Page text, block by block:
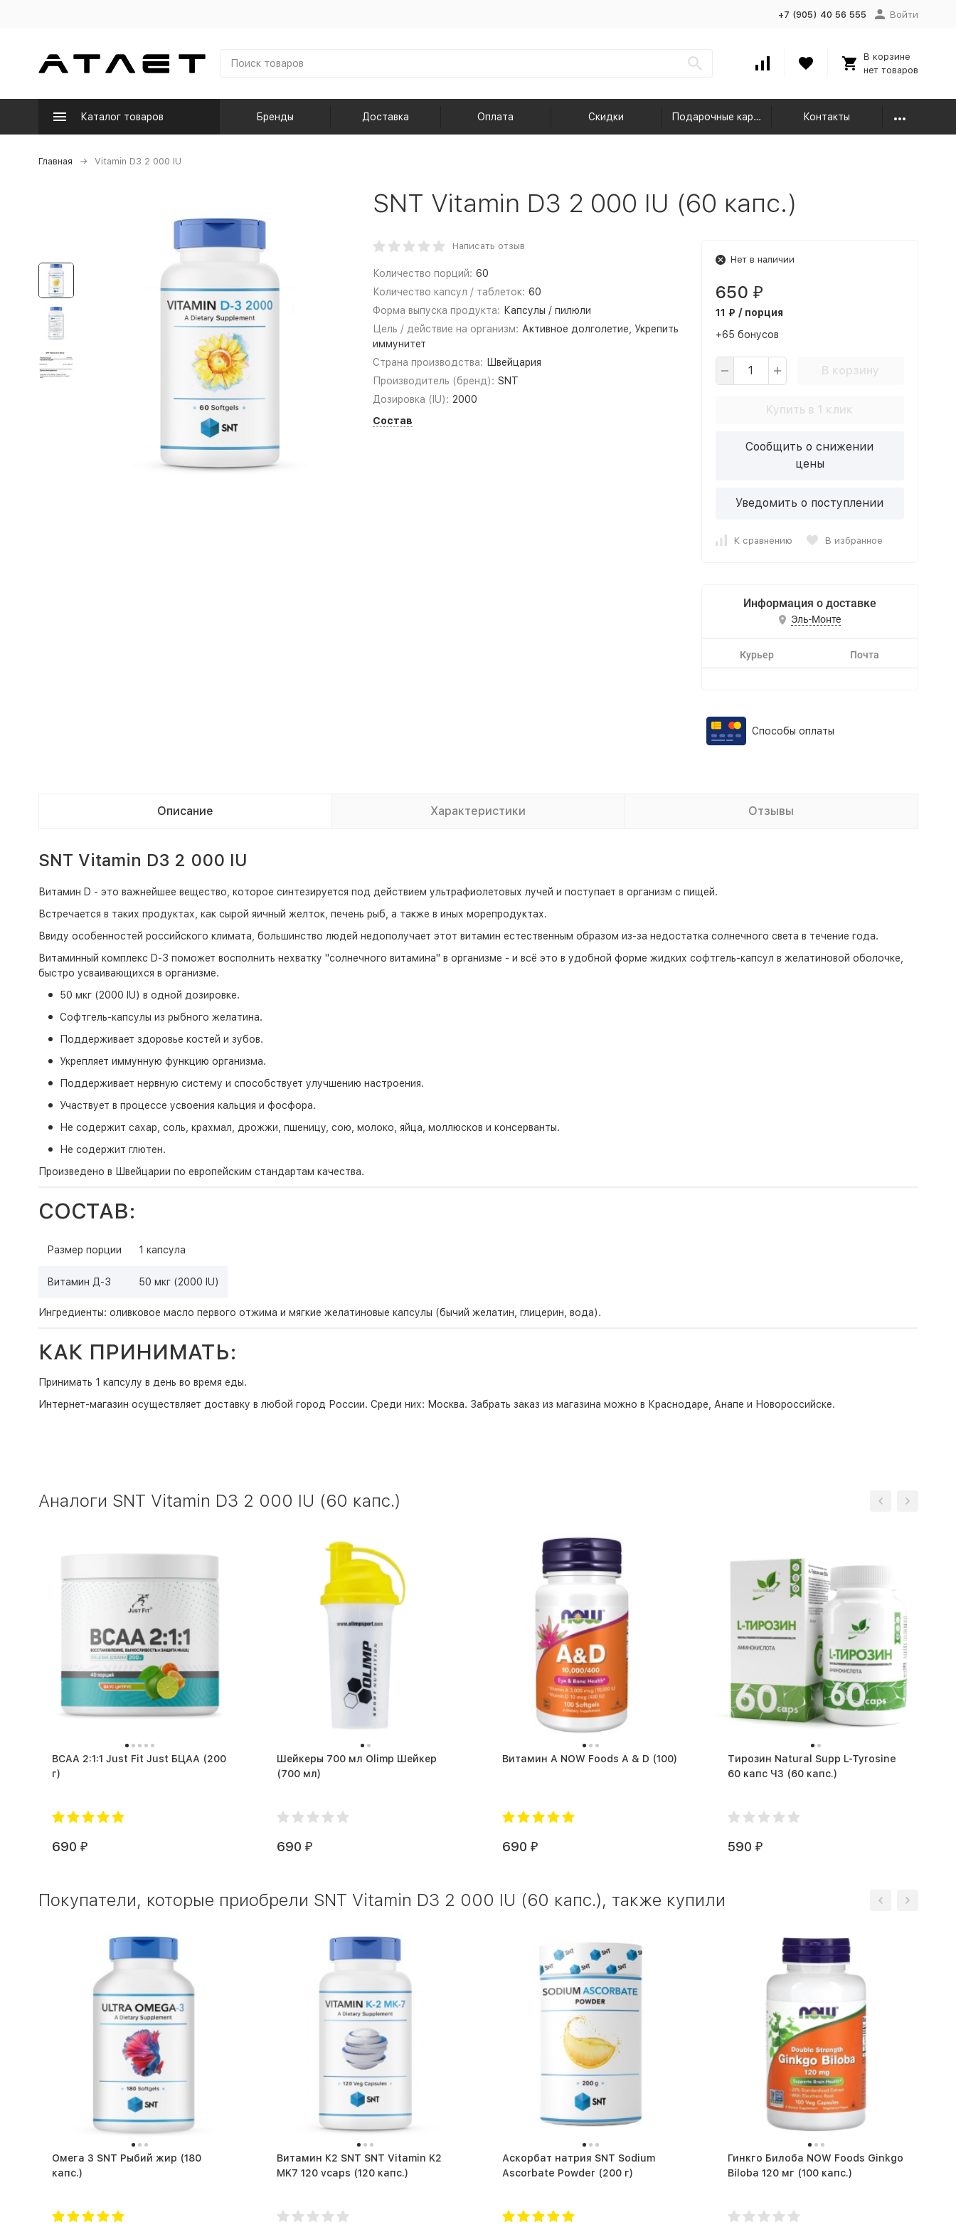
+7 (905) 40 56 555 Войти
В корзине
нет товаров
Каталог товаров Бренды Доставка Оплата Скидки Подарочные карты Контакты
Главная Vitamin D3 2 000 IU
SNT Vitamin D3 2 000 IU (60 капс.)
Написать отзыв
Количество порций: 60
Количество капсул / таблеток: 60
Форма выпуска продукта: Капсулы / пилюли
Цель / действие на организм: Активное долголетие, Укрепить
иммунитет
Страна производства: Швейцария
Производитель (бренд): SNT
Дозировка (IU): 2000
Состав
Нет в наличии
650 ₽
11 ₽ / порция
+65 бонусов
В корзину
Купить в 1 клик
Сообщить о снижении
цены
Уведомить о поступлении
К сравнению В избранное
Информация о доставке
Эль-Монте
Курьер Почта
Способы оплаты
Описание Характеристики Отзывы
SNT Vitamin D3 2 000 IU
Витамин D - это важнейшее вещество, которое синтезируется под действием ультрафиолетовых лучей и поступает в организм с пищей.
Встречается в таких продуктах, как сырой яичный желток, печень рыб, а также в иных морепродуктах.
Ввиду особенностей российского климата, большинство людей недополучает этот витамин естественным образом из-за недостатка солнечного света в течение года.
Витаминный комплекс D-3 поможет восполнить нехватку "солнечного витамина" в организме - и всё это в удобной форме жидких софтгель-капсул в желатиновой оболочке,
быстро усваивающихся в организме.
50 мкг (2000 IU) в одной дозировке.
Софтгель-капсулы из рыбного желатина.
Поддерживает здоровье костей и зубов.
Укрепляет иммунную функцию организма.
Поддерживает нервную систему и способствует улучшению настроения.
Участвует в процессе усвоения кальция и фосфора.
Не содержит сахар, соль, крахмал, дрожжи, пшеницу, сою, молоко, яйца, моллюсков и консерванты.
Не содержит глютен.
Произведено в Швейцарии по европейским стандартам качества.
СОСТАВ:
Размер порции 1 капсула
Витамин Д-3 50 мкг (2000 IU)
Ингредиенты: оливковое масло первого отжима и мягкие желатиновые капсулы (бычий желатин, глицерин, вода).
КАК ПРИНИМАТЬ:
Принимать 1 капсулу в день во время еды.
Интернет-магазин осуществляет доставку в любой город России. Среди них: Москва. Забрать заказ из магазина можно в Краснодаре, Анапе и Новороссийске.
Аналоги SNT Vitamin D3 2 000 IU (60 капс.)
BCAA 2:1:1 Just Fit Just БЦАА (200
г)
690 ₽
Шейкеры 700 мл Olimp Шейкер
(700 мл)
690 ₽
Витамин A NOW Foods A & D (100)
690 ₽
Тирозин Natural Supp L-Tyrosine
60 капс ЧЗ (60 капс.)
590 ₽
Покупатели, которые приобрели SNT Vitamin D3 2 000 IU (60 капс.), также купили
Омега 3 SNT Рыбий жир (180
капс.)
Витамин К2 SNT SNT Vitamin K2
MK7 120 vcaps (120 капс.)
Аскорбат натрия SNT Sodium
Ascorbate Powder (200 г)
Гинкго Билоба NOW Foods Ginkgo
Biloba 120 мг (100 капс.)